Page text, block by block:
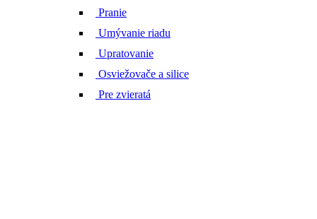
Pranie
Umývanie riadu
Upratovanie
Osviežovače a silice
Pre zvieratá